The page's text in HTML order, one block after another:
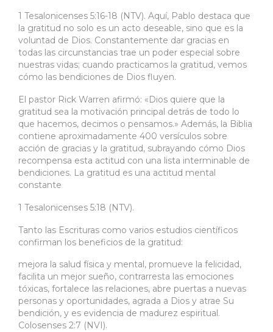
1 Tesalonicenses 5:16-18 (NTV). Aquí, Pablo destaca que
la gratitud no solo es un acto deseable, sino que es la
voluntad de Dios. Constantemente dar gracias en
todas las circunstancias trae un poder especial sobre
nuestras vidas; cuando practicamos la gratitud, vemos
cómo las bendiciones de Dios fluyen.
El pastor Rick Warren afirmó: «Dios quiere que la
gratitud sea la motivación principal detrás de todo lo
que hacemos, decimos o pensamos.» Además, la Biblia
contiene aproximadamente 400 versículos sobre
acción de gracias y la gratitud, subrayando cómo Dios
recompensa esta actitud con una lista interminable de
bendiciones. La gratitud es una actitud mental
constante
1 Tesalonicenses 5:18 (NTV).
Tanto las Escrituras como varios estudios científicos
confirman los beneficios de la gratitud:
mejora la salud física y mental, promueve la felicidad,
facilita un mejor sueño, contrarresta las emociones
tóxicas, fortalece las relaciones, abre puertas a nuevas
personas y oportunidades, agrada a Dios y atrae Su
bendición, y es evidencia de madurez espiritual.
Colosenses 2:7 (NVI).